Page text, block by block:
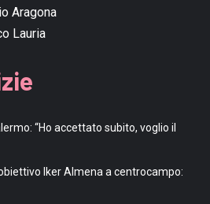
Aragona
Lauria
“Ho accettato subito, voglio il
Iker Almena a centrocampo: